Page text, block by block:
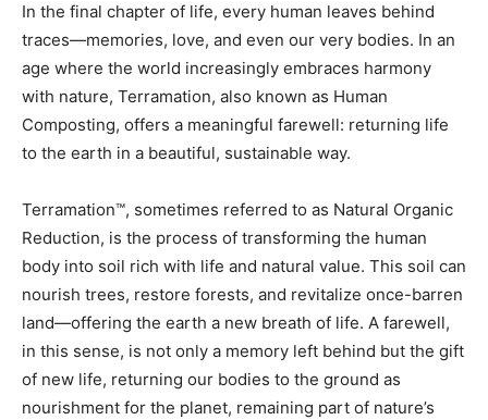
In the final chapter of life, every human leaves behind
traces—memories, love, and even our very bodies. In an
age where the world increasingly embraces harmony
with nature, Terramation, also known as Human
Composting, offers a meaningful farewell: returning life
to the earth in a beautiful, sustainable way.
Terramation™, sometimes referred to as Natural Organic
Reduction, is the process of transforming the human
body into soil rich with life and natural value. This soil can
nourish trees, restore forests, and revitalize once-barren
land—offering the earth a new breath of life. A farewell,
in this sense, is not only a memory left behind but the gift
of new life, returning our bodies to the ground as
nourishment for the planet, remaining part of nature’s